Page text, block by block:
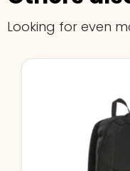
Looking for even